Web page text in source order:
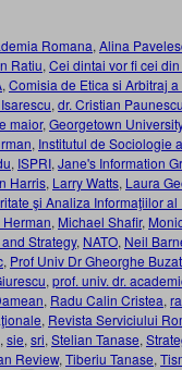
Romana, Alina
Ratiu, Cei dintai vor fi cei
, Comisia de Etica si Arbitraj a
, dr. Cristian
maior, Georgetown University
, Institutul de Sociologie
, ISPRI, Jane's Information
Harris, Larry Watts, Laura
şi Analiza Informaţiilor
, Michael Shafir,
Strategy, NATO, Neil
, Prof Univ Dr Gheorghe
, prof. univ. dr.
, Radu Calin Cristea,
, Revista Serviciului
, sie, sri, Stelian Tanase,
Review, Tiberiu Tanase,